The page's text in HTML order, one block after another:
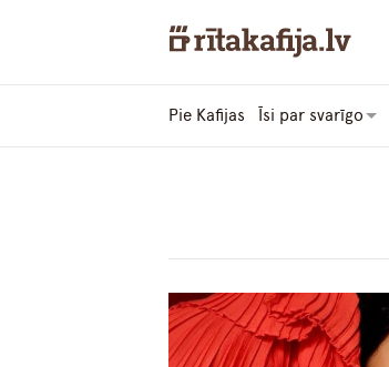
Pie Kafijas Īsi par svarīgo